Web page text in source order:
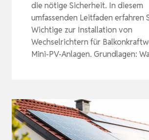
die nötige Sicherheit. In diesem
umfassenden Leitfaden erfahren
Wichtige zur Installation von
Wechselrichtern für
Mini-PV-Anlagen. Grundlagen: